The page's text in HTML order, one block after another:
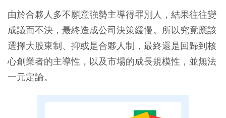
由於合夥人多不願意強勢主導得罪別人，結果往往變
成議而不決，最終造成公司決策緩慢。所以究竟應該
選擇大股東制、抑或是合夥人制，最終還是回歸到核
心創業者的主導性，以及市場的成長規模性，並無法
一元定論。